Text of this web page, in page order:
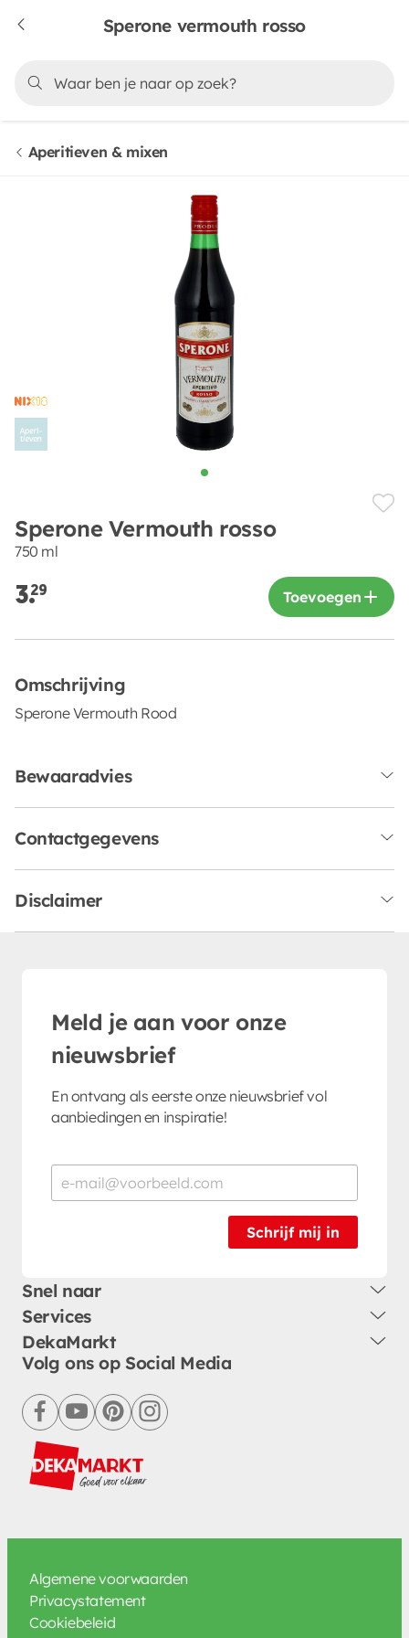
Sperone vermouth rosso
Aperitieven & mixen
Sperone Vermouth rosso
750 ml
3.29 Toevoegen
Omschrijving
Sperone Vermouth Rood
Bewaaradvies
Contactgegevens
Disclaimer
Meld je aan voor onze
nieuwsbrief
En ontvang als eerste onze nieuwsbrief vol
aanbiedingen en inspiratie!
Schrijf mij in
Snel naar
Services
DekaMarkt
Volg ons op Social Media
facebookyoutubepinterestinstagram
Algemene voorwaarden
Privacystatement
Cookiebeleid